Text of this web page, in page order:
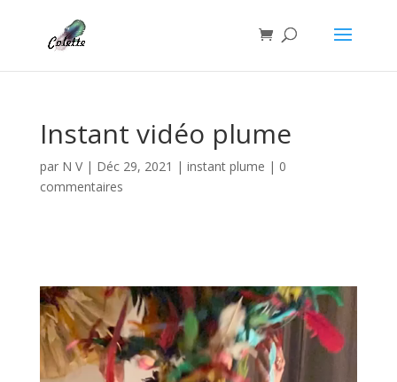
Instant vidéo plume
par N V| Déc 29, 2021 | instant plume | 0
commentaires